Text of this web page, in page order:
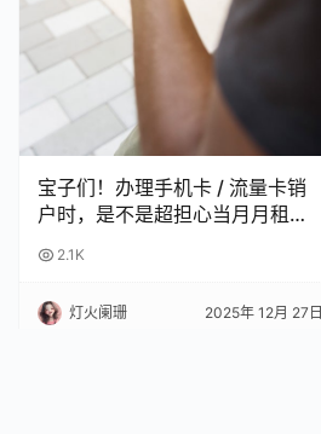
宝子们！办理手机卡 / 流量卡销
户时，是不是超担心当月月租白
完再也不怕被坑啦！
2.1K
灯火阑珊 2025年 12月 27日